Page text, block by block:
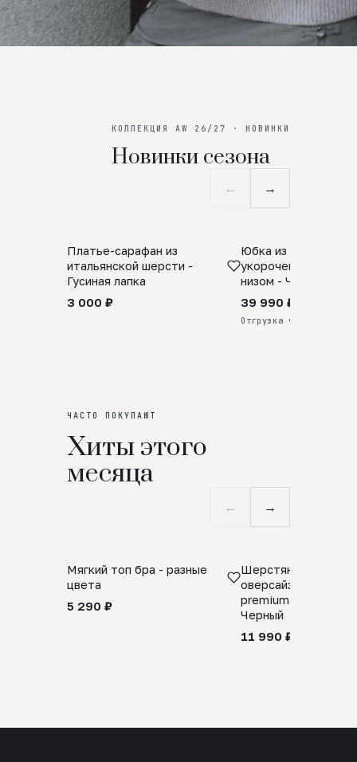
КОЛЛЕКЦИЯ AW 26/27 · НОВИНКИ
Новинки сезона
← →
SALE
Платье-сарафан из
итальянской шерсти -
Гусиная лапка
3 000 ₽
ПРЕДЗАКАЗ
Юбка из
укороченная с
низом - Черный
39 990 ₽
Отгрузка через 25 дней
ЧАСТО ПОКУПАЮТ
Хиты этого
месяца
← →
Мягкий топ бра - разные
цвета
5 290 ₽
Шерстяной свитер
оверсайз 100%
premium merino
Черный
11 990 ₽